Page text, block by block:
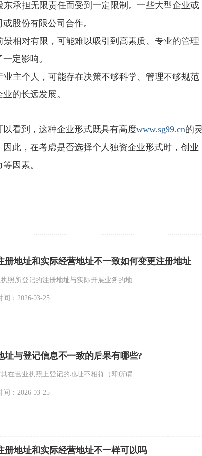
承担无限责任而受到一定限制。一些大型企业或
股份有限公司合作。
相对有限，可能难以吸引到高素质、专业的管理
定影响。
主个人，可能存在决策不够科学、管理不够规范
的长远发展。
看到，这种企业形式既具有高度www.sg99.cn的灵
此，在考虑是否选择个人独资企业形式时，创业
因素。
册地址和实际经营地址不一致如何变更注册地址
照所登记的注册地址与实际开展业务的地...
间：2026-03-25
址与登记信息不一致的后果有哪些?
在营业执照上登记的地址不相符（即所谓...
间：2026-03-25
册地址和实际经营地址不一样可以吗